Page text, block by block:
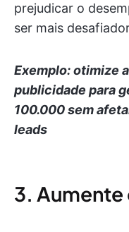
prejudicar o
ser mais
Exemplo: otimize
publicidade para
100.000 sem
leads
3.